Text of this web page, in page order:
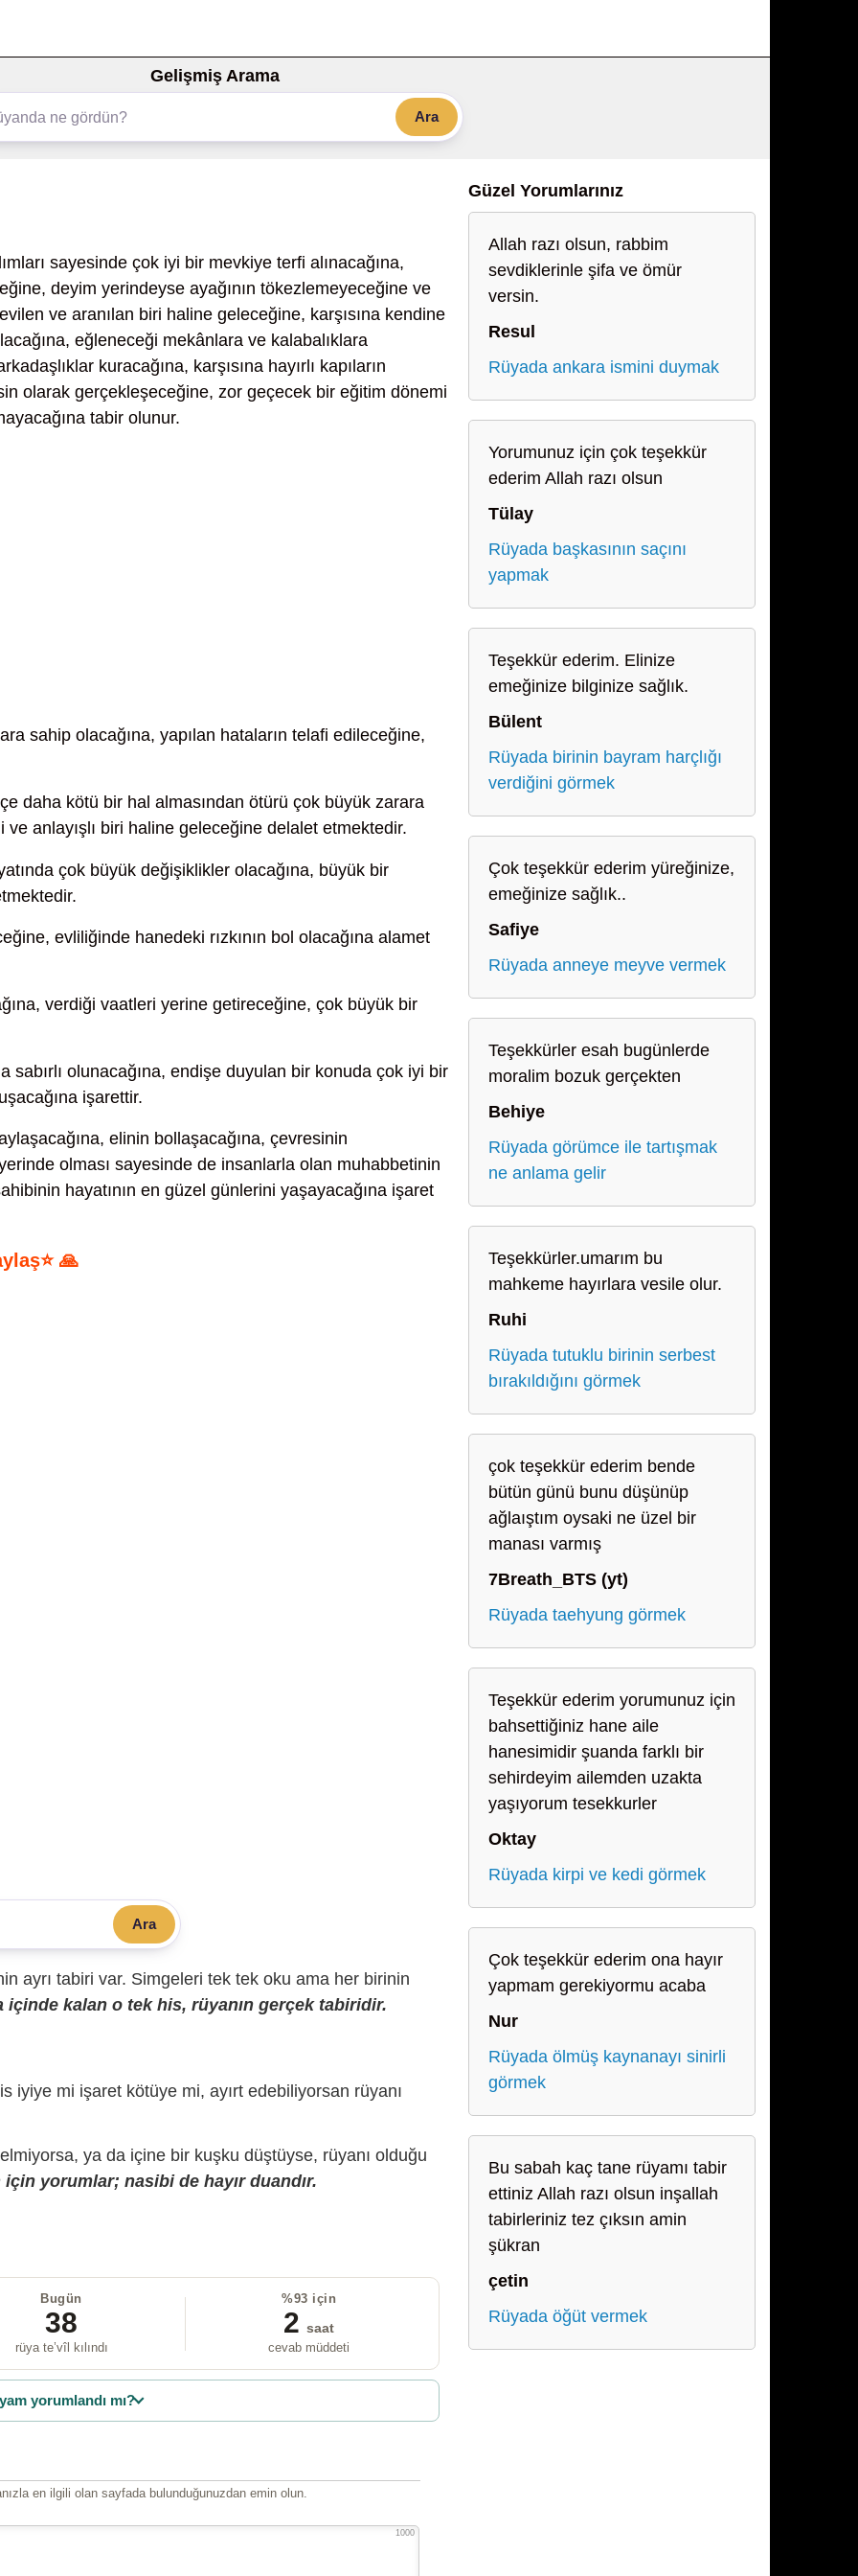
Gelişmiş Arama
Ara
sayesinde çok iyi bir mevkiye terfi alınacağına,
deyim yerindeyse ayağının tökezlemeyeceğine ve
ve aranılan biri haline geleceğine, karşısına kendine
eğleneceği mekânlara ve kalabalıklara
kuracağına, karşısına hayırlı kapıların
olarak gerçekleşeceğine, zor geçecek bir eğitim dönemi
tabir olunur.
sahip olacağına, yapılan hataların telafi edileceğine,
daha kötü bir hal almasından ötürü çok büyük zarara
anlayışlı biri haline geleceğine delalet etmektedir.
çok büyük değişiklikler olacağına, büyük bir
evliliğinde hanedeki rızkının bol olacağına alamet
verdiği vaatleri yerine getireceğine, çok büyük bir
sabırlı olunacağına, endişe duyulan bir konuda çok iyi bir
işarettir.
elinin bollaşacağına, çevresinin
olması sayesinde de insanlarla olan muhabbetinin
hayatının en güzel günlerini yaşayacağına işaret
🙏
Ara
ayrı tabiri var. Simgeleri tek tek oku ama her birinin
içinde kalan o tek his, rüyanın gerçek tabiridir.
iyiye mi işaret kötüye mi, ayırt edebiliyorsan rüyanı
ya da içine bir kuşku düştüyse, rüyanı olduğu
yorumlar; nasibi de hayır duandır.
Bugün
38
rüya te’vîl kılındı
%93 için
2 saat
cevab müddeti
yorumlandı mı?
en ilgili olan sayfada bulunduğunuzdan emin olun.
1000
Güzel Yorumlarınız
Allah razı olsun, rabbim
sevdiklerinle şifa ve ömür
versin.
Resul
Rüyada ankara ismini duymak
Yorumunuz için çok teşekkür
ederim Allah razı olsun
Tülay
Rüyada başkasının saçını
yapmak
Teşekkür ederim. Elinize
emeğinize bilginize sağlık.
Bülent
Rüyada birinin bayram harçlığı
verdiğini görmek
Çok teşekkür ederim yüreğinize,
emeğinize sağlık..
Safiye
Rüyada anneye meyve vermek
Teşekkürler esah bugünlerde
moralim bozuk gerçekten
Behiye
Rüyada görümce ile tartışmak
ne anlama gelir
Teşekkürler.umarım bu
mahkeme hayırlara vesile olur.
Ruhi
Rüyada tutuklu birinin serbest
bırakıldığını görmek
çok teşekkür ederim bende
bütün günü bunu düşünüp
ağlaıştım oysaki ne üzel bir
manası varmış
7Breath_BTS (yt)
Rüyada taehyung görmek
Teşekkür ederim yorumunuz için
bahsettiğiniz hane aile
hanesimidir şuanda farklı bir
sehirdeyim ailemden uzakta
yaşıyorum tesekkurler
Oktay
Rüyada kirpi ve kedi görmek
Çok teşekkür ederim ona hayır
yapmam gerekiyormu acaba
Nur
Rüyada ölmüş kaynanayı sinirli
görmek
Bu sabah kaç tane rüyamı tabir
ettiniz Allah razı olsun inşallah
tabirleriniz tez çıksın amin
şükran
çetin
Rüyada öğüt vermek